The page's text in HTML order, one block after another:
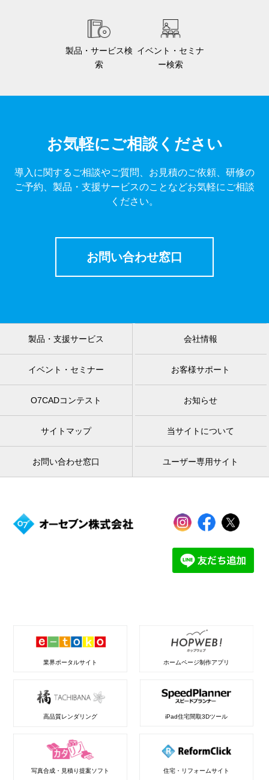
製品・サービス検
索
イベント・セミナ
ー検索
お気軽にご相談ください
導入に関するご相談やご質問、お見積のご依頼、研修の
ご予約、製品・支援サービスのことなどお気軽にご相談
ください。
お問い合わせ窓口
製品・支援サービス 会社情報
イベント・セミナー お客様サポート
O7CADコンテスト お知らせ
サイトマップ 当サイトについて
お問い合わせ窓口 ユーザー専用サイト
業界ポータルサイト ホームページ制作アプリ
高品質レンダリング iPad住宅間取3Dツール
写真合成・見積り提案ソフト 住宅・リフォームサイト